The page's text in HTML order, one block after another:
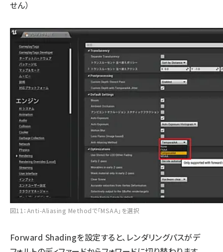
せん）
図11：Anti-Aliasing Methodで「MSAA」を選択
Forward Shadingを設定すると、レンダリングパスがデ